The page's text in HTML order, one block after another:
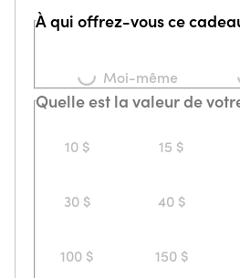
À qui offrez-vous ce
Loading... Moi-même
Quelle est la valeur de
10 $ 15 $
30 $ 40 $
100 $ 150 $